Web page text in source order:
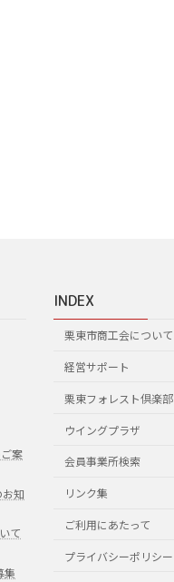
案
知
て
集
INDEX
栗東市商工会について
経営サポート
栗東フォレスト倶楽部
ウイングプラザ
会員事業所検索
リンク集
ご利用にあたって
プライバシーポリシー